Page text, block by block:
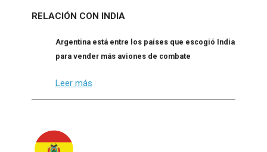
RELACIÓN CON INDIA
Argentina está entre los países que escogió India
para vender más aviones de combate
Leer más